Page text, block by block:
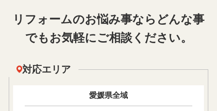
リフォームのお悩み事ならどんな事
でもお気軽にご相談ください。
対応エリア
愛媛県全域